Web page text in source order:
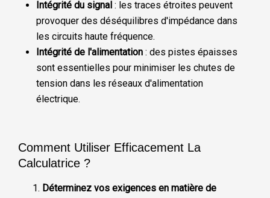
Intégrité du signal : les traces étroites peuvent
provoquer des déséquilibres d'impédance dans
les circuits haute fréquence.
Intégrité de l'alimentation : des pistes épaisses
sont essentielles pour minimiser les chutes de
tension dans les réseaux d'alimentation
électrique.
Comment Utiliser Efficacement La
Calculatrice ?
Déterminez vos exigences en matière de